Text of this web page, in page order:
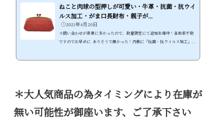
可愛いだけじゃないスマホも入る大容量！本格的な機能性がま口ねこ財布 ●
本体...
ねこと肉球の型押しが可愛い・牛革・抗菌・抗ウイ
ルス加工・がま口長財布・親子が...
2021年4月20日
＊問い合わせが非常に多かったので、数量限定にて追加生産中！各色若干数
ですのでお早めに ありそうで無かった！内側に「抗菌・抗ウイルス加工」を
本体色に合...
＊大人気商品の為タイミングにより在庫が
無い可能性が御座います、ご了承下さい